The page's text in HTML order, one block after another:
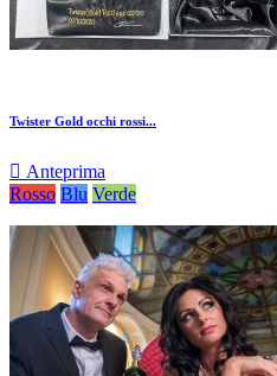
Twister Gold occhi rossi...
 Anteprima
Rosso Blu Verde